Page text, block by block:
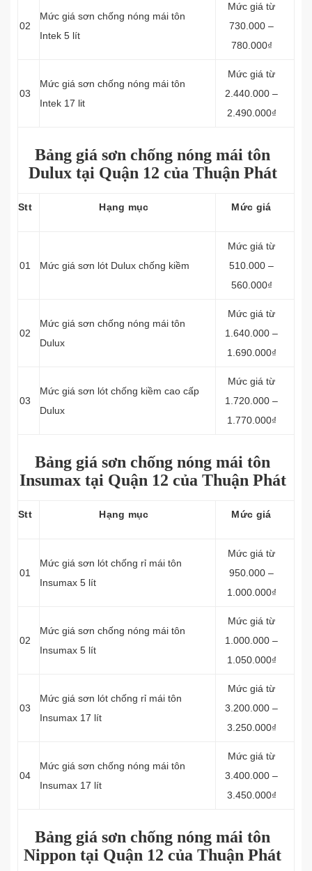
02
Mức giá sơn chống nóng mái tôn
Intek 5 lít
Mức giá từ
730.000 –
780.000₫
03
Mức giá sơn chống nóng mái tôn
Intek 17 lit
Mức giá từ
2.440.000 –
2.490.000₫
Bảng giá sơn chống nóng mái tôn
Dulux tại Quận 12 của Thuận Phát
Stt Hạng mục Mức giá
01 Mức giá sơn lót Dulux chống kiềm
Mức giá từ
510.000 –
560.000₫
02
Mức giá sơn chống nóng mái tôn
Dulux
Mức giá từ
1.640.000 –
1.690.000₫
03
Mức giá sơn lót chống kiềm cao cấp
Dulux
Mức giá từ
1.720.000 –
1.770.000₫
Bảng giá sơn chống nóng mái tôn
Insumax tại Quận 12 của Thuận Phát
Stt Hạng mục Mức giá
01
Mức giá sơn lót chống rỉ mái tôn
Insumax 5 lít
Mức giá từ
950.000 –
1.000.000₫
02
Mức giá sơn chống nóng mái tôn
Insumax 5 lít
Mức giá từ
1.000.000 –
1.050.000₫
03
Mức giá sơn lót chống rỉ mái tôn
Insumax 17 lít
Mức giá từ
3.200.000 –
3.250.000₫
04
Mức giá sơn chống nóng mái tôn
Insumax 17 lít
Mức giá từ
3.400.000 –
3.450.000₫
Bảng giá sơn chống nóng mái tôn
Nippon tại Quận 12 của Thuận Phát